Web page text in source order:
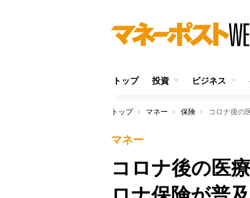
トップ 投資 ビジネス
トップ マネー 保険 コロナ後の
マネー
コロナ後の医